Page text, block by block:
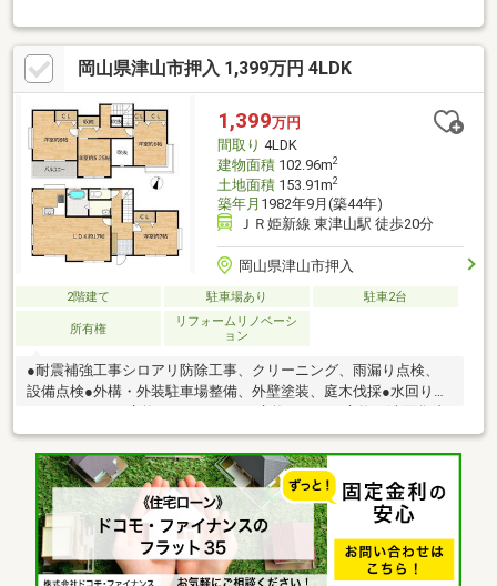
岡山県津山市押入 1,399万円 4LDK
1,399万円
間取り 4LDK
建物面積102.96m2
土地面積153.91m2
築年月 1982年9月(築44年)
ＪＲ姫新線 東津山駅 徒歩20分
岡山県津山市押入
2階建て 駐車場あり 駐車2台
所有権
リフォームリノベーシ
ョン
●耐震補強工事シロアリ防除工事、クリーニング、雨漏り点検、
設備点検●外構・外装駐車場整備、外壁塗装、庭木伐採●水回りシ
台交換●内装間取変更、玄関扉交換、室内ドア（一部）交換、床
材上張り、シューズボックス交換、クロス張替え、インターホン
設置、火災警報器設置、照明器具交換【おすすめポイント】・本
物件は条件により住宅ローン減税が適用されます。・雨漏り、構
造上主要な部分の欠陥や・腐食、給排水管の故障や漏水について
お引渡しより２年間保証・シロアリ防除工事施工後5年間保証